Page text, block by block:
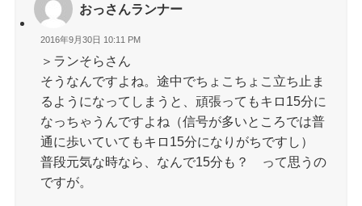
おっさんランナー
2016年9月30日 10:11 PM
＞ランそらさん
そうなんですよね。途中でちょこちょこ立ち止ま
るようになってしまうと、頑張ってもキロ15分に
なっちゃうんですよね（信号が多いところでは普
通に歩いていてもキロ15分になりがちですし）
普段元気な時なら、なんで15分も？ って思うの
ですが。